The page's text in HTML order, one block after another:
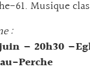
61. Musique
:
– 20h30
Perche